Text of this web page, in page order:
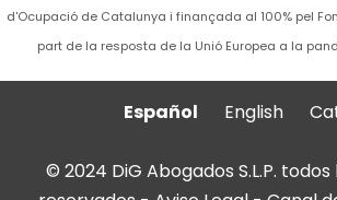
d'Ocupació de Catalunya i finançada al 100% pel
part de la resposta de la Unió Europea a la
Español English
© 2024 DiG Abogados S.L.P.